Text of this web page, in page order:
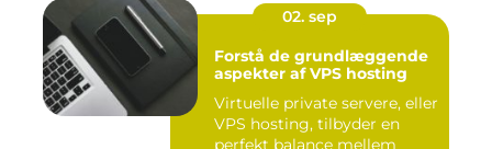
02. sep
Forstå de grundlæggende
aspekter af VPS hosting
Virtuelle private servere, eller
VPS hosting, tilbyder en
perfekt balance mellem